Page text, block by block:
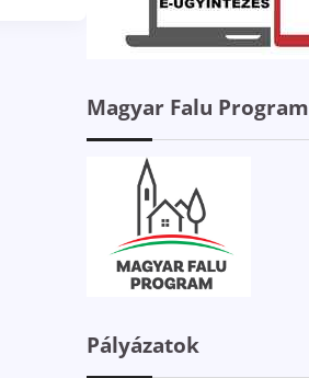
Magyar Falu Program
Pályázatok